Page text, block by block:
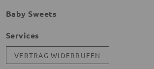
Baby Sweets
Services
VERTRAG WIDERRUFEN